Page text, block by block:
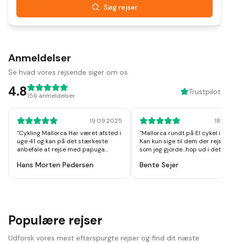
Søg rejser
Anmeldelser
Se hvad vores rejsende siger om os
4.8156 anmeldelser Trustpilot
19.09.2025
"Cykling Mallorca Har været afsted i
uge 41 og kan på det stærkeste
anbefale at rejse med papuga
til slut, modtog en app hvor alt var
Bare se at komme afsted der er
noget for en hver.
Hans Morten Pedersen
"Mallorca rundt på El cykel i
Kan kun sige til dem der rejser
som jeg gjorde...hop ud i det, I
mennesker, omgivelser og
Bente Sejer
Populære rejser
Udforsk vores mest efterspurgte rejser og find dit næste